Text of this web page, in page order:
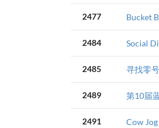
2477 Bucket
2484 Social
2485 寻找零
2489 第10届
2491 Cow